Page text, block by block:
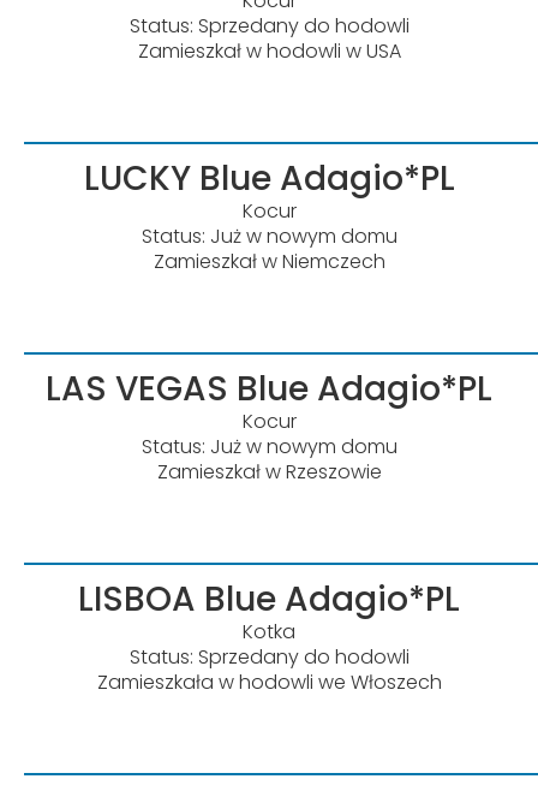
Status: Sprzedany do hodowli
Zamieszkał w hodowli w USA
LUCKY Blue Adagio*PL
Kocur
Status: Już w nowym domu
Zamieszkał w Niemczech
LAS VEGAS Blue Adagio*PL
Kocur
Status: Już w nowym domu
Zamieszkał w Rzeszowie
LISBOA Blue Adagio*PL
Kotka
Status: Sprzedany do hodowli
Zamieszkała w hodowli we Włoszech